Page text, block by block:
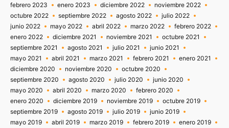
febrero 2023
enero 2023 diciembre 2022
noviembre 2022
octubre 2022
septiembre 2022 agosto 2022
julio 2022
junio 2022
mayo 2022 abril 2022 marzo 2022
febrero 2022
enero 2022
diciembre 2021 noviembre 2021
octubre 2021
septiembre 2021
agosto 2021 julio 2021
junio 2021
mayo 2021
abril 2021 marzo 2021 febrero 2021
enero 2021
diciembre 2020
noviembre 2020
octubre 2020
septiembre 2020
agosto 2020 julio 2020
junio 2020
mayo 2020
abril 2020 marzo 2020
febrero 2020
enero 2020
diciembre 2019 noviembre 2019
octubre 2019
septiembre 2019
agosto 2019 julio 2019
junio 2019
mayo 2019
abril 2019 marzo 2019 febrero 2019
enero 2019